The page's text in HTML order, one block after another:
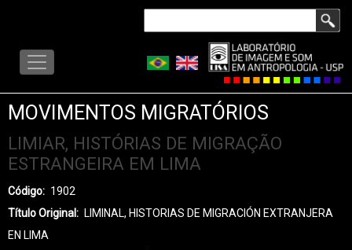
conteúdo
LISA
MENU
MOVIMENTOS MIGRATÓRIOS
LIMIAR, HISTÓRIAS DE MIGRAÇÃO
ESTRANGEIRA EM LIMA
Código
1902
Título Original
LIMINAL, HISTORIAS DE MIGRACIÓN EXTRANJERA
EN LIMA